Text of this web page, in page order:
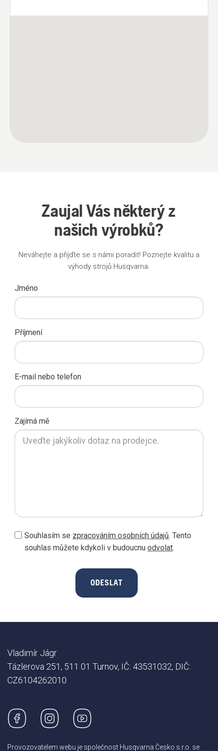
Zaujal Vás některý z
našich výrobků?
Neváhejte a přijďte se s námi poradit! Poznejte kvalitu a
výhody strojů Husqvarna.
Jméno
Příjmení
E-mail nebo telefon
Zajímá mě
Souhlasím se zpracováním osobních údajů. Tento
souhlas můžete kdykoli v budoucnu odvolat.
ODESLAT
Vladimír Jágr
Tázlerova 251, 511 01 Turnov, IČ: 43531032, DIČ:
CZ6104262010
Provozovatelem webu je společnost Husqvarna Česko s.r.o. se